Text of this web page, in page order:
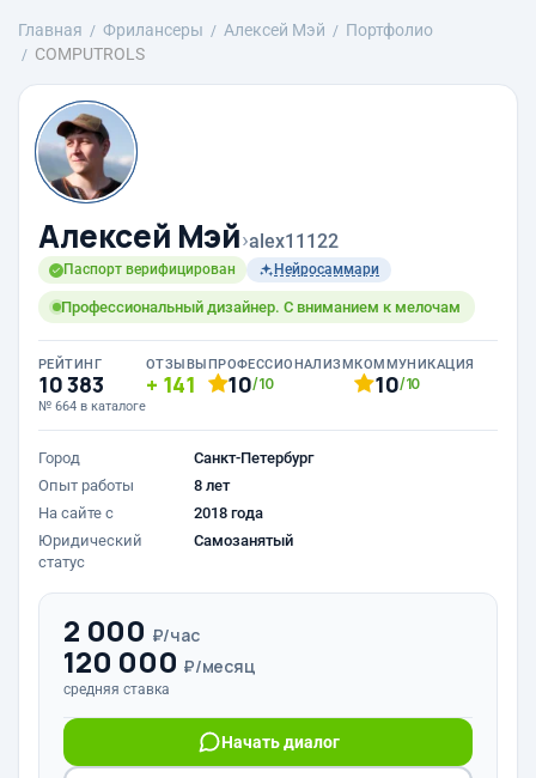
Главная Фрилансеры Алексей Мэй
Портфолио
COMPUTROLS
Алексей Мэй›alex11122
Паспорт верифицирован Нейросаммари
Профессиональный дизайнер. С вниманием к мелочам
РЕЙТИНГ
10 383
№ 664 в каталоге
ОТЗЫВЫ
141
ПРОФЕССИОНАЛИЗМ
10/10
КОММУНИКАЦИЯ
10/10
Город
Санкт-Петербург
Опыт работы
8 лет
На сайте с
2018 года
Юридический
статус
Самозанятый
2 000 ₽/час
120 000 ₽/месяц
средняя ставка
Начать диалог